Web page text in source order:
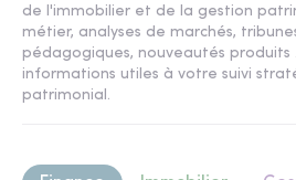
de l'immobilier et de la gestion
métier, analyses de marchés,
pédagogiques, nouveautés produits
informations utiles à votre suivi
patrimonial.